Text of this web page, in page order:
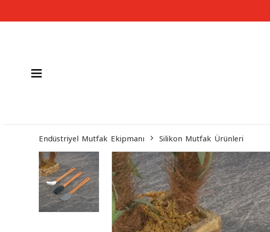
Endüstriyel Mutfak Ekipmanı Silikon Mutfak Ürünleri